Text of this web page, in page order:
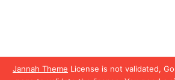
Jannah Theme License is not validated,